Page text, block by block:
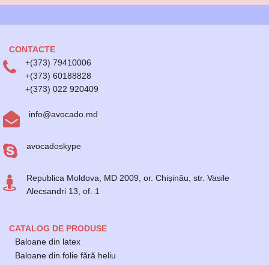
CONTACTE
+(373) 79410006
+(373) 60188828
+(373) 022 920409
info@avocado.md
avocadoskype
Republica Moldova, MD 2009, or. Chișinău, str. Vasile
Alecsandri 13, of. 1
CATALOG DE PRODUSE
Baloane din latex
Baloane din folie fără heliu